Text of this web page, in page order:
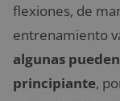
flexiones, de
entrenamiento
algunas
principiante,